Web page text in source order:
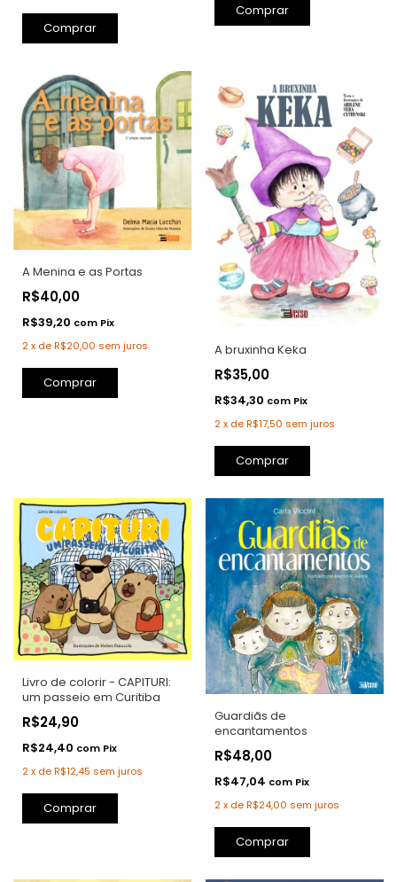
Comprar
A Menina e as Portas
R$40,00
R$39,20 com Pix
2x deR$20,00 sem juros
Comprar
A bruxinha Keka
R$35,00
R$34,30 com Pix
2 x deR$17,50 sem juros
Comprar
Livro de colorir - CAPITURI:
um passeio em Curitiba
R$24,90
R$24,40 com Pix
2x deR$12,45 sem juros
Comprar
Guardiãs de
encantamentos
R$48,00
R$47,04 com Pix
2 x deR$24,00 sem juros
Comprar